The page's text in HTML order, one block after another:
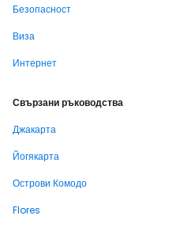
Безопасност
Виза
Интернет
Свързани ръководства
Джакарта
Йогякарта
Острови Комодо
Flores